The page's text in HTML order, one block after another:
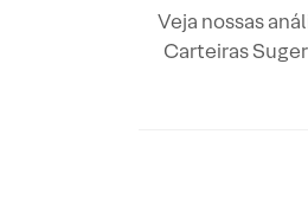
Veja nossas
Carteiras